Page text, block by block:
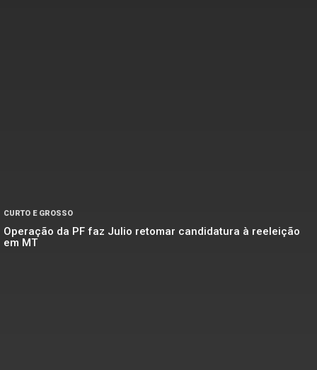
CURTO E GROSSO
Operação da PF faz Julio retomar candidatura à reeleição
em MT